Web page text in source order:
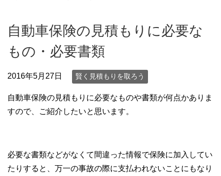
自動車保険の見積もりに必要な
もの・必要書類
2016年5月27日 賢く見積もりを取ろう
自動車保険の見積もりに必要なものや書類が何点かありま
すので、ご紹介したいと思います。
必要な書類などがなくて間違った情報で保険に加入してい
たりすると、万一の事故の際に支払われないことにもなり